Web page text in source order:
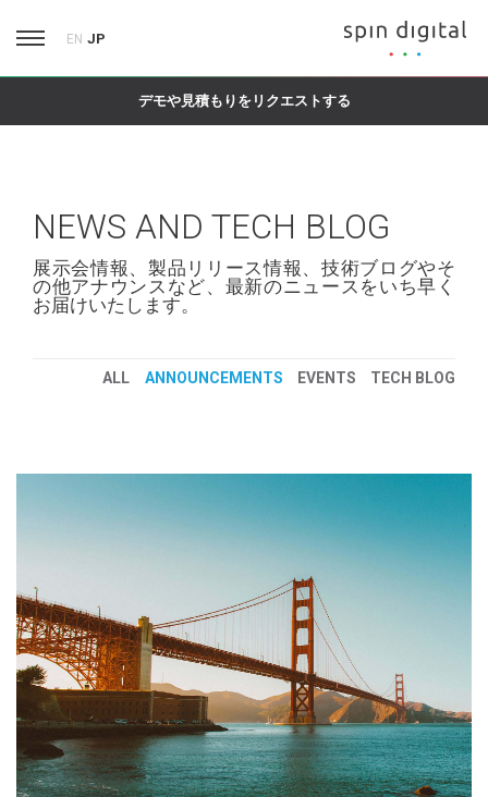
EN JP
デモや見積もりをリクエストする
NEWS AND TECH BLOG
展示会情報、製品リリース情報、技術ブログやそ
の他アナウンスなど、最新のニュースをいち早く
お届けいたします。
ALL ANNOUNCEMENTS EVENTS TECH BLOG